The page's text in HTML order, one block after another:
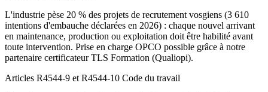
L'industrie pèse 20 % des projets de recrutement vosgiens (3 610
intentions d'embauche déclarées en 2026) : chaque nouvel arrivant
en maintenance, production ou exploitation doit être habilité avant
toute intervention. Prise en charge OPCO possible grâce à notre
partenaire certificateur TLS Formation (Qualiopi).
Articles R4544-9 et R4544-10 Code du travail